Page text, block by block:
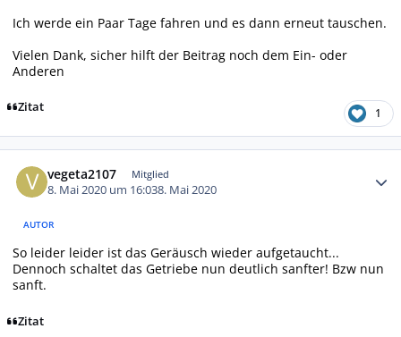
Ich werde ein Paar Tage fahren und es dann erneut tauschen.
Vielen Dank, sicher hilft der Beitrag noch dem Ein- oder
Anderen
Zitat 1
vegeta2107 Mitglied
8. Mai 2020 um 16:038. Mai 2020
AUTOR
So leider leider ist das Geräusch wieder aufgetaucht...
Dennoch schaltet das Getriebe nun deutlich sanfter! Bzw nun
sanft.
Zitat